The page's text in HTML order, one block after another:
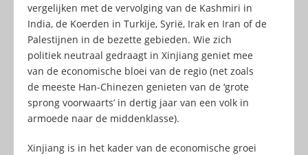
vergelijken met de vervolging van de Kashmiri in
India, de Koerden in Turkije, Syrië, Irak en Iran of de
Palestijnen in de bezette gebieden. Wie zich
politiek neutraal gedraagt in Xinjiang geniet mee
van de economische bloei van de regio (net zoals
de meeste Han-Chinezen genieten van de ‘grote
sprong voorwaarts’ in dertig jaar van een volk in
armoede naar de middenklasse).
Xinjiang is in het kader van de economische groei